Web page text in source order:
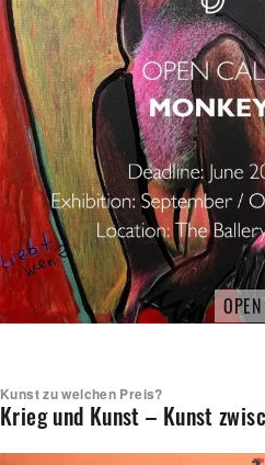
Kunst zu welchen Preis?
Krieg und Kunst – Kunst